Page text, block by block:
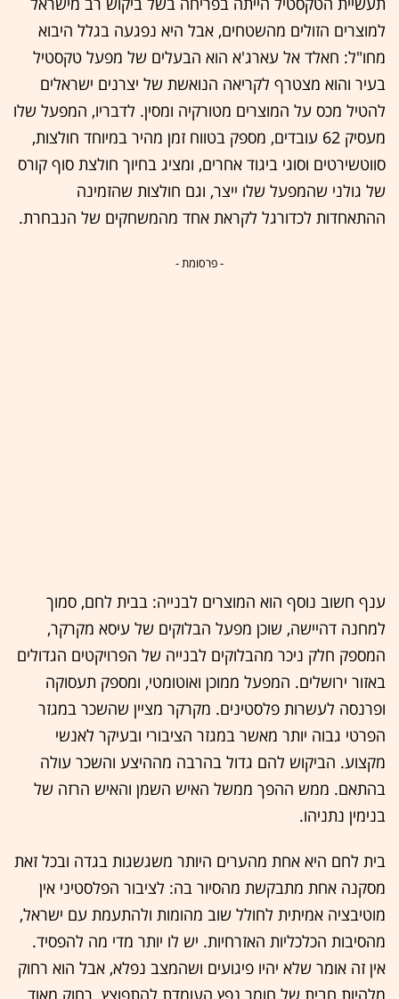
למוצרים הזולים מהשטחים, אבל היא נפגעה בגלל היבוא
מחו"ל: חאלד אל עארג'א הוא הבעלים של מפעל טקסטיל
בעיר והוא מצטרף לקריאה הנואשת של יצרנים ישראלים
להטיל מכס על המוצרים מטורקיה ומסין. לדבריו, המפעל שלו
מעסיק 62 עובדים, מספק בטווח זמן מהיר במיוחד חולצות,
סווטשירטים וסוגי ביגוד אחרים, ומציג בחיוך חולצת סוף קורס
של גולני שהמפעל שלו ייצר, וגם חולצות שהזמינה
ההתאחדות לכדורגל לקראת אחד מהמשחקים של הנבחרת.
- פרסומת -
ענף חשוב נוסף הוא המוצרים לבנייה: בבית לחם, סמוך
למחנה דהיישה, שוכן מפעל הבלוקים של עיסא מקרקר,
המספק חלק ניכר מהבלוקים לבנייה של הפרויקטים הגדולים
באזור ירושלים. המפעל ממוכן ואוטומטי, ומספק תעסוקה
ופרנסה לעשרות פלסטינים. מקרקר מציין שהשכר במגזר
הפרטי גבוה יותר מאשר במגזר הציבורי ובעיקר לאנשי
מקצוע. הביקוש להם גדול בהרבה מההיצע והשכר עולה
בהתאם. ממש ההפך ממשל האיש השמן והאיש הרזה של
בנימין נתניהו.
בית לחם היא אחת מהערים היותר משגשגות בגדה ובכל זאת
מסקנה אחת מתבקשת מהסיור בה: לציבור הפלסטיני אין
מוטיבציה אמיתית לחולל שוב מהומות ולהתעמת עם ישראל,
מהסיבות הכלכליות האזרחיות. יש לו יותר מדי מה להפסיד.
אין זה אומר שלא יהיו פיגועים ושהמצב נפלא, אבל הוא רחוק